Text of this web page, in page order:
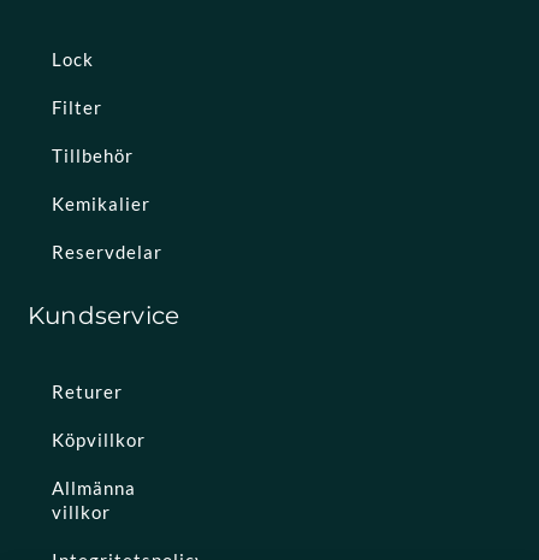
Lock
Filter
Tillbehör
Kemikalier
Reservdelar
Kundservice
Returer
Köpvillkor
Allmänna
villkor